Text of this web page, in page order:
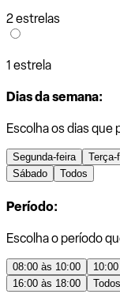
2 estrelas
1 estrela
Dias da semana:
Escolha os dias que
Segunda-feira Terça-
Sábado
Todos
Período:
Escolha o período
08:00 às 10:00
16:00 às 18:00
Todos